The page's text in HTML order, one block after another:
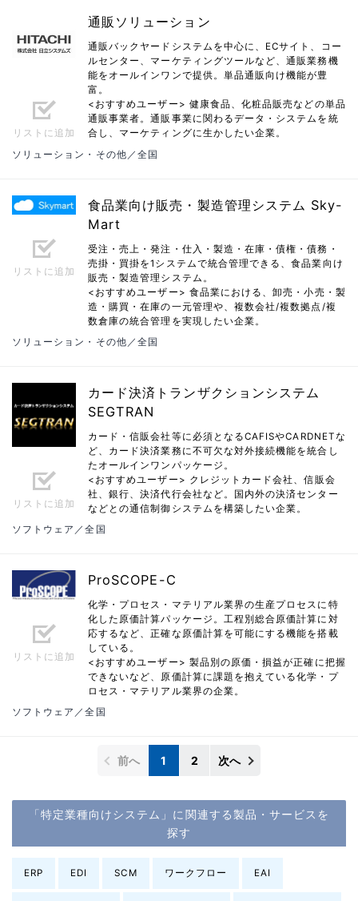
リストに追加
通販ソリューション
通販バックヤードシステムを中心に、ECサイト、コー
ルセンター、マーケティングツールなど、通販業務機
能をオールインワンで提供。単品通販向け機能が豊
富。
<おすすめユーザー> 健康食品、化粧品販売などの単品
通販事業者。通販事業に関わるデータ・システムを統
合し、マーケティングに生かしたい企業。
ソリューション・その他／全国
リストに追加
食品業向け販売・製造管理システム Sky-
Mart
受注・売上・発注・仕入・製造・在庫・債権・債務・
売掛・買掛を1システムで統合管理できる、食品業向け
販売・製造管理システム。
<おすすめユーザー> 食品業における、卸売・小売・製
造・購買・在庫の一元管理や、複数会社/複数拠点/複
数倉庫の統合管理を実現したい企業。
ソリューション・その他／全国
リストに追加
カード決済トランザクションシステム
SEGTRAN
カード・信販会社等に必須となるCAFISやCARDNETな
ど、カード決済業務に不可欠な対外接続機能を統合し
たオールインワンパッケージ。
<おすすめユーザー> クレジットカード会社、信販会
社、銀行、決済代行会社など。国内外の決済センター
などとの通信制御システムを構築したい企業。
ソフトウェア／全国
リストに追加
ProSCOPE-C
化学・プロセス・マテリアル業界の生産プロセスに特
化した原価計算パッケージ。工程別総合原価計算に対
応するなど、正確な原価計算を可能にする機能を搭載
している。
<おすすめユーザー> 製品別の原価・損益が正確に把握
できないなど、原価計算に課題を抱えている化学・プ
ロセス・マテリアル業界の企業。
ソフトウェア／全国
前へ 1 2 次へ
「特定業種向けシステム」に関連する製品・サービスを
探す
ERP EDI SCM ワークフロー EAI